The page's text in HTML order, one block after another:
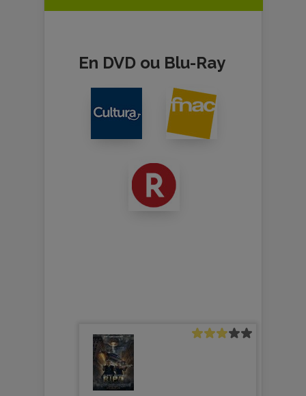
En DVD ou Blu-Ray